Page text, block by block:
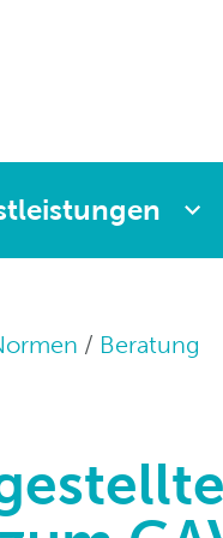
Verstösse
News
Milizpositionen
Beratung